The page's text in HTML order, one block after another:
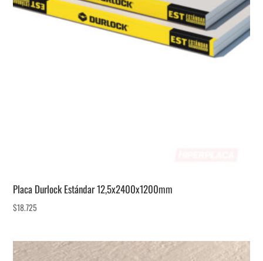
Placa Durlock Estándar 12,5x2400x1200mm
$18.725